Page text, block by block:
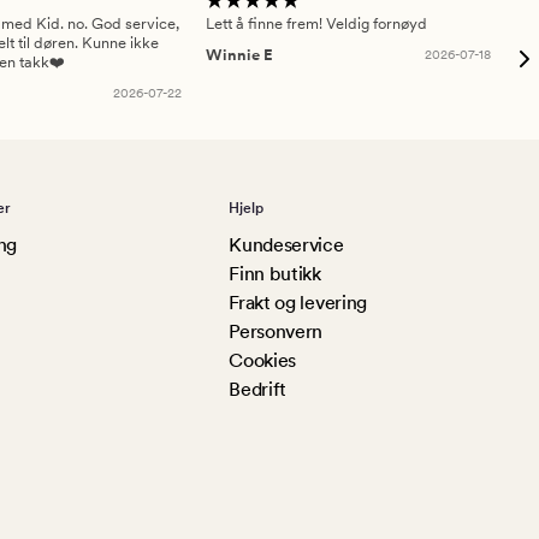
Kid. no. God service,
til døren. Kunne ikke
takk❤️
2026-07-22
Lett å finne frem! Veldig fornøyd
Winnie E
2026-07-18
Hjelp
Kundeservice
Finn butikk
Frakt og levering
Personvern
Cookies
Bedrift